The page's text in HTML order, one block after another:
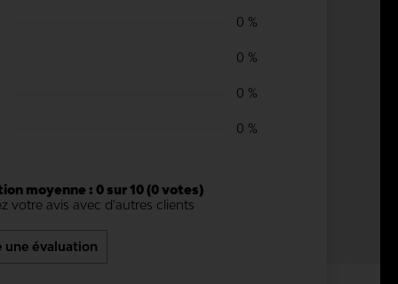
0 %
0 %
0 %
0 %
moyenne : 0 sur 10 (0 votes)
votre avis avec d'autres clients
une évaluation